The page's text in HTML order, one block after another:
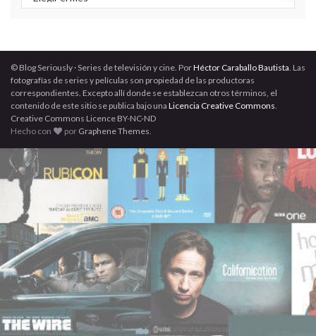
© Blog Seriously · Series de televisión y cine. PorHéctor Caraballo Bautista. Las
fotografías de series y películas son propiedad de las productoras
correspondientes. Excepto allí donde se establezcan otros términos, el
contenido de este sitio se publica bajo una Licencia Creative Commons.
Creative Commons Licence BY-NC-ND
Hecho con
por Graphene Themes.